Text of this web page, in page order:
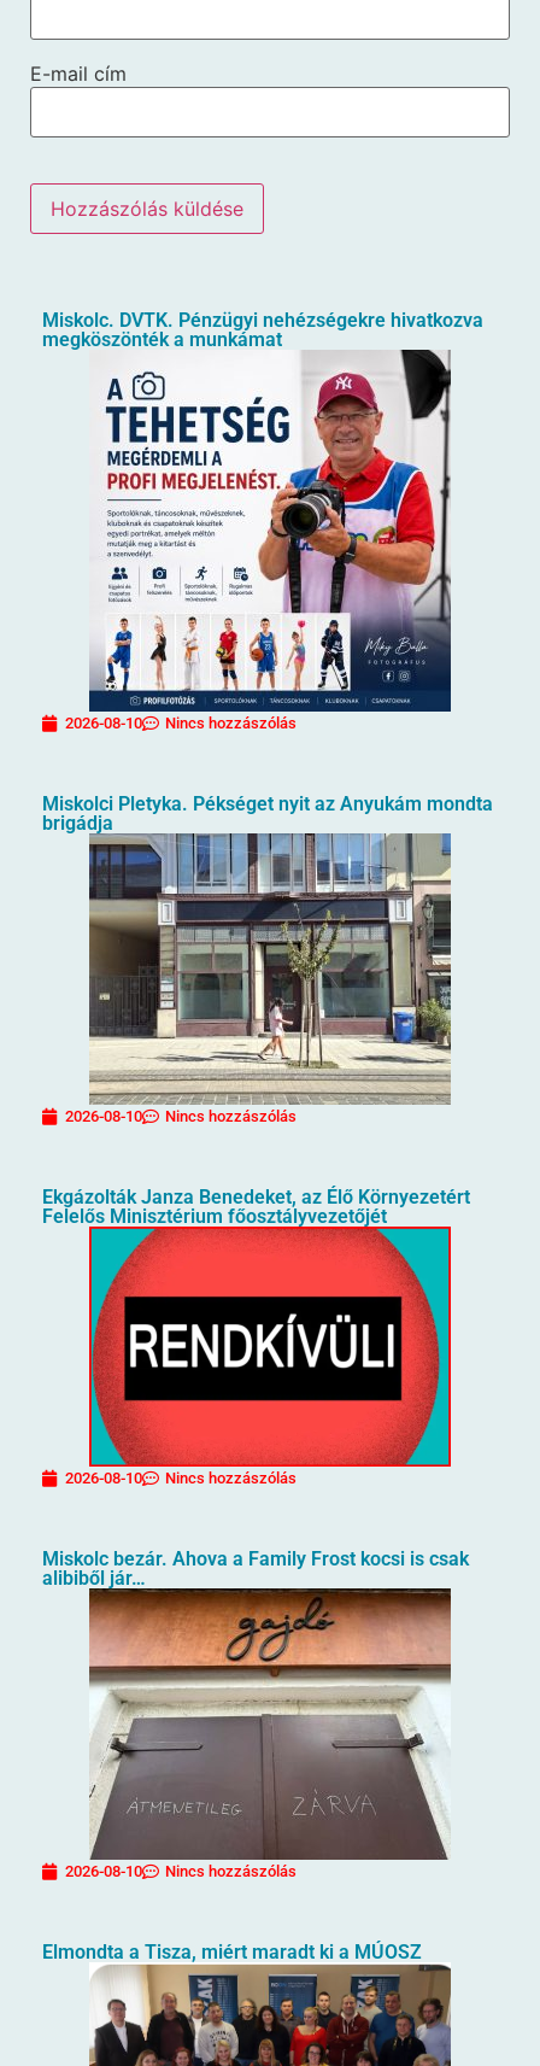
E-mail cím
Miskolc. DVTK. Pénzügyi nehézségekre hivatkozva
megköszönték a munkámat
2026-08-10 Nincs hozzászólás
Miskolci Pletyka. Pékséget nyit az Anyukám mondta
brigádja
2026-08-10 Nincs hozzászólás
Ekgázolták Janza Benedeket, az Élő Környezetért
Felelős Minisztérium főosztályvezetőjét
2026-08-10 Nincs hozzászólás
Miskolc bezár. Ahova a Family Frost kocsi is csak
alibiből jár…
2026-08-10 Nincs hozzászólás
Elmondta a Tisza, miért maradt ki a MÚOSZ